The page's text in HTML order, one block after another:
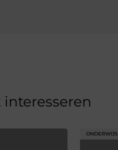
ONDERWIJS